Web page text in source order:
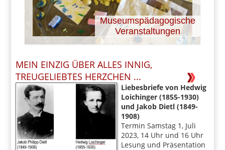
Museumspädagogische
Veranstaltungen
MEIN EINZIG ÜBER ALLES INNIG,
TREUGELIEBTES HERZCHEN ...
Liebesbriefe von Hedwig
Loichinger (1855-1930)
und Jakob Dietl (1849-
1908)
Termin Samstag 1, Juli
2023, 14 Uhr und 16 Uhr
Lesung und Präsentation